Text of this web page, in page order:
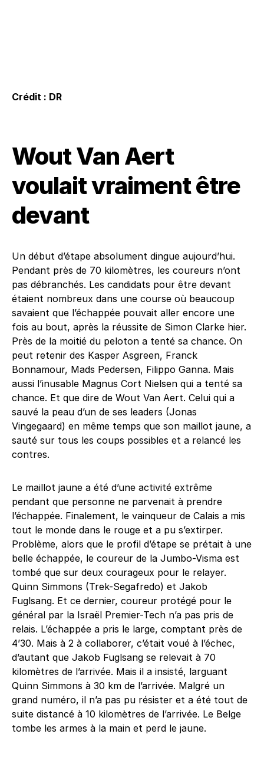
Crédit : DR
Wout Van Aert
voulait vraiment être
devant
Un début d’étape absolument dingue aujourd’hui.
Pendant près de 70 kilomètres, les coureurs n’ont
pas débranchés. Les candidats pour être devant
étaient nombreux dans une course où beaucoup
savaient que l’échappée pouvait aller encore une
fois au bout, après la réussite de Simon Clarke hier.
Près de la moitié du peloton a tenté sa chance. On
peut retenir des Kasper Asgreen, Franck
Bonnamour, Mads Pedersen, Filippo Ganna. Mais
aussi l’inusable Magnus Cort Nielsen qui a tenté sa
chance. Et que dire de Wout Van Aert. Celui qui a
sauvé la peau d’un de ses leaders (Jonas
Vingegaard) en même temps que son maillot jaune, a
sauté sur tous les coups possibles et a relancé les
contres.
Le maillot jaune a été d’une activité extrême
pendant que personne ne parvenait à prendre
l’échappée. Finalement, le vainqueur de Calais a mis
tout le monde dans le rouge et a pu s’extirper.
Problème, alors que le profil d’étape se prétait à une
belle échappée, le coureur de la Jumbo-Visma est
tombé que sur deux courageux pour le relayer.
Quinn Simmons (Trek-Segafredo) et Jakob
Fuglsang. Et ce dernier, coureur protégé pour le
général par la Israël Premier-Tech n’a pas pris de
relais. L’échappée a pris le large, comptant près de
4’30. Mais à 2 à collaborer, c’était voué à l’échec,
d’autant que Jakob Fuglsang se relevait à 70
kilomètres de l’arrivée. Mais il a insisté, larguant
Quinn Simmons à 30 km de l’arrivée. Malgré un
grand numéro, il n’a pas pu résister et a été tout de
suite distancé à 10 kilomètres de l’arrivée. Le Belge
tombe les armes à la main et perd le jaune.